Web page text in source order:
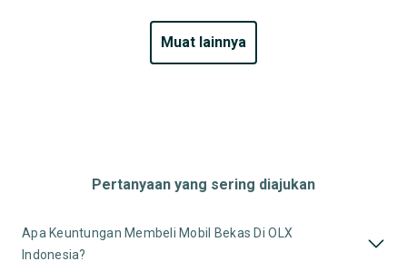
muat lainnya
Pertanyaan yang sering diajukan
Apa Keuntungan Membeli Mobil Bekas Di OLX
Indonesia?